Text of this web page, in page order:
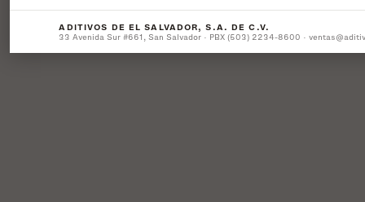
ADITIVOS DE EL SALVADOR, S.A. DE C.V.
33 Avenida Sur #661, San Salvador · PBX (503) 2234-8600 ·